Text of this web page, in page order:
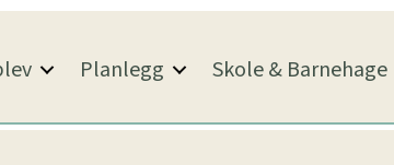
Planlegg Skole & Barnehage